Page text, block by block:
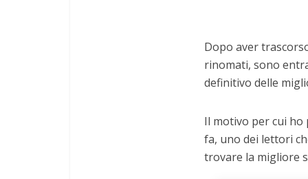
Dopo aver
rinomati, sono
definitivo delle
Il motivo per cui
fa, uno dei lettori
trovare la migliore